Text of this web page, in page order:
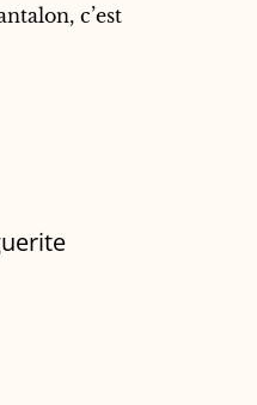
c’est